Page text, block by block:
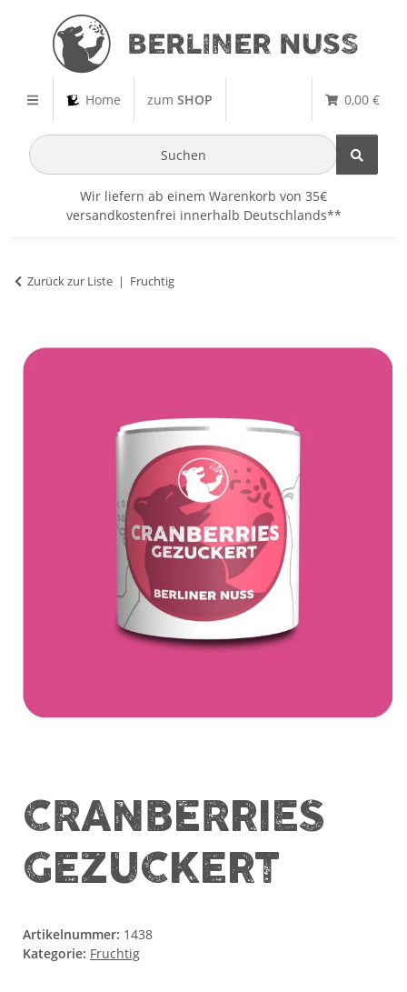
Home zum SHOP 0,00 €
Wir liefern ab einem Warenkorb von 35€
versandkostenfrei innerhalb Deutschlands**
Zurück zur Liste Fruchtig
CRANBERRIES
GEZUCKERT
Artikelnummer: 1438
Kategorie: Fruchtig